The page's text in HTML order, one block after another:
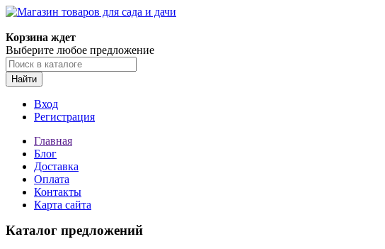
Корзина ждет
Выберите любое предложение
Найти
Вход
Регистрация
Главная
Блог
Доставка
Оплата
Контакты
Карта сайта
Каталог предложений